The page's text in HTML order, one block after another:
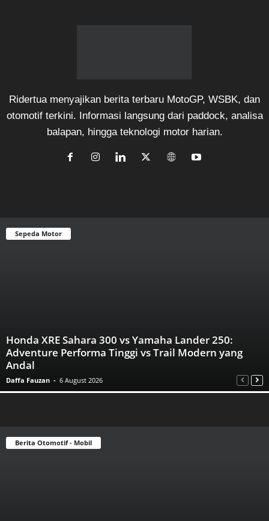
Ridertua menyajikan berita terbaru MotoGP, WSBK, dan
otomotif terkini. Informasi langsung dari paddock, analisa
balapan, hingga teknologi motor harian.
Sepeda Motor
Honda XRE Sahara 300 vs Yamaha Lander 250:
Adventure Performa Tinggi vs Trail Modern yang
Andal
Daffa Fauzan - 6 August 2026
Berita Otomotif - Mobil